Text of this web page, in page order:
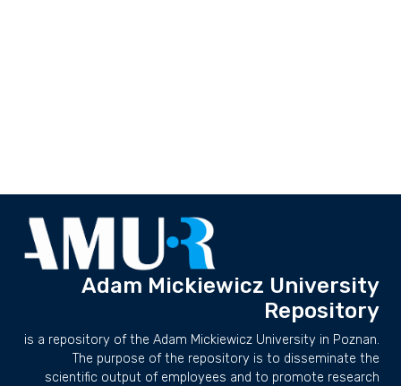
Adam Mickiewicz University
Repository
is a repository of the Adam Mickiewicz University in Poznan.
The purpose of the repository is to disseminate the
scientific output of employees and to promote research